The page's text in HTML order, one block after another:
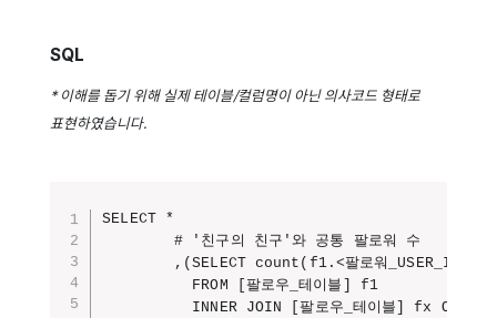
SQL
* 이해를 돕기 위해 실제 테이블/컬럼명이 아닌 의사코드 형태로
표현하였습니다.
SELECT *
        # '친구의 친구'와 공통 팔로워 수
,(SELECT count(f1.<팔로워_USER_ID>)
          FROM [팔로우_테이블] f1
INNER JOIN [팔로우_테이블] fx ON